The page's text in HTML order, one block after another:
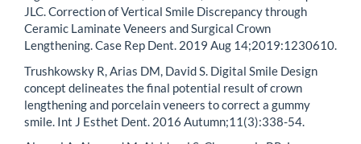
JLC. Correction of Vertical Smile Discrepancy through
Ceramic Laminate Veneers and Surgical Crown
Lengthening. Case Rep Dent. 2019 Aug 14;2019:1230610.
Trushkowsky R, Arias DM, David S. Digital Smile Design
concept delineates the final potential result of crown
lengthening and porcelain veneers to correct a gummy
smile. Int J Esthet Dent. 2016 Autumn;11(3):338-54.